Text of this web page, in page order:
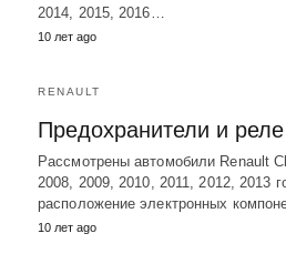
2014, 2015, 2016…
10 лет ago
RENAULT
Предохранители и
Рассмотрены автомобили Renault
2008, 2009, 2010, 2011, 2012, 2013
расположение электронных
10 лет ago